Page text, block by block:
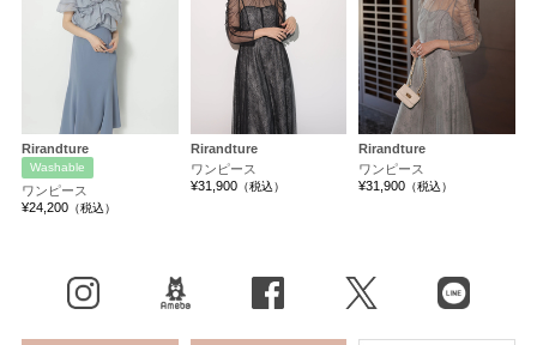
Rirandture
Washable
ワンピース
¥24,200（税込）
Rirandture
ワンピース
¥31,900（税込）
Rirandture
ワンピース
¥31,900 （税込）
X（旧Twitter） LINE